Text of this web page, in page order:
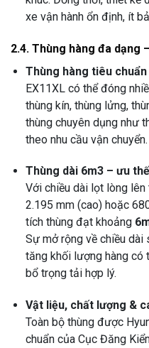
xe vận hành ổn định, ít
2.4. Thùng hàng đa dạng
Thùng hàng tiêu
EX11XL có thể đóng
thùng kín, thùng lửng,
thùng chuyên dụng như
theo nhu cầu vận chuyển.
Thùng dài 6m3 – ưu
Với chiều dài lọt lòng
2.195 mm (cao) hoặc
tích thùng đạt khoảng
Sự mở rộng về chiều
tăng khối lượng hàng có
bổ trọng tải hợp lý.
Vật liệu, chất lượng &
Toàn bộ thùng được
chuẩn của Cục Đăng